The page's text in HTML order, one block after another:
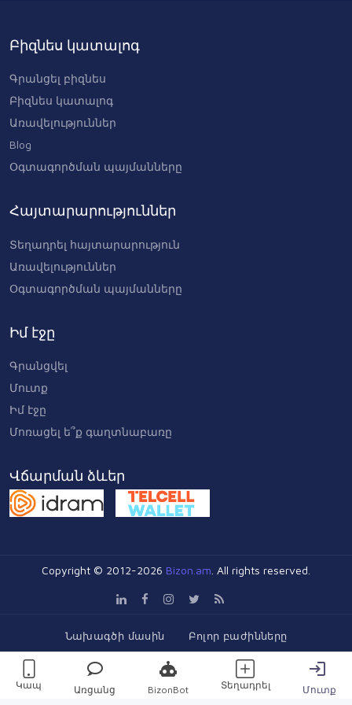
Կապ Առցանց BizonBot Տեղադրել Մուտք
инвентарь
Բիզնես կատալոգ
Գրանցել բիզնես
Բիզնես կատալոգ
Առավելություններ
Blog
Օգտագործման պայմանները
Հայտարարություններ
Տեղադրել հայտարարություն
Առավելություններ
Օգտագործման պայմանները
Իմ էջը
Գրանցվել
Մուտք
Իմ էջը
Մոռացել ե՞ք գաղտնաբառը
Վճարման ձևեր
Copyright © 2012-2026 Bizon.am . All rights reserved.
Նախագծի մասին Բոլոր բաժինները
Անվտանգության քաղաքականություն Կոնտակտ
Օգնություն